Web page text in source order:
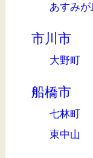
あすみが
市川市
大野町
船橋市
七林町
東中山